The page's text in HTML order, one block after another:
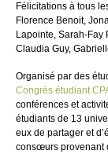
Félicitations à tous
Florence Benoit,
Lapointe, Sarah-Fay
Claudia Guy,
Organisé par des
Congrès étudiant
conférences et
étudiants de 13
eux de partager et
consœurs provenant